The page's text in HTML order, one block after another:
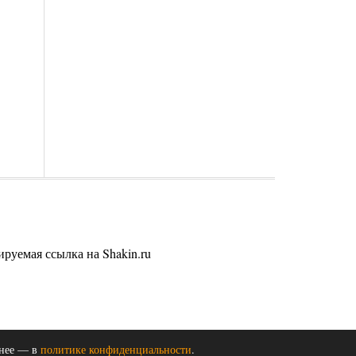
ссылка на Shakin.ru
— в политике конфиденциальности.